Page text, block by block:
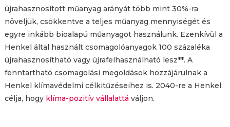
újrahasznosított műanyag arányát több mint 30%-ra
növeljük, csökkentve a teljes műanyag mennyiségét és
egyre inkább bioalapú műanyagot használunk. Ezenkívül a
Henkel által használt csomagolóanyagok 100 százaléka
újrahasznosítható vagy újrafelhasználható lesz**. A
fenntartható csomagolási megoldások hozzájárulnak a
Henkel klímavédelmi célkitűzéseihez is. 2040-re a Henkel
célja, hogy klíma-pozitív vállalattá váljon.